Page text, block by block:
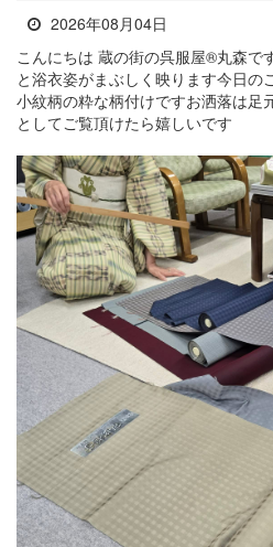
2026年08月04日
こんにちは 蔵の街の呉服屋®丸森で
と浴衣姿がまぶしく映ります今日の
小紋柄の粋な柄付けですお洒落は足
としてご覧頂けたら嬉しいです